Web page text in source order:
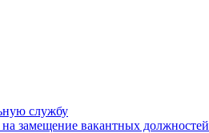
службу
замещение вакантных должностей